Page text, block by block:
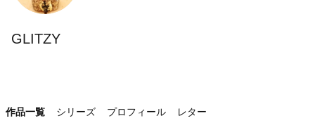
GLITZY
作品一覧 シリーズ プロフィール レター